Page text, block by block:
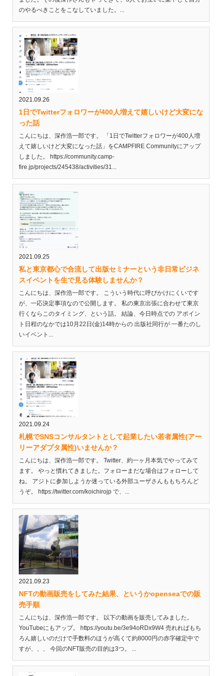
のやるべきことをこなしていました。...
2021.09.26
1日でTwitterフォロワーが400人増えて嬉しいけど大変にな
った話
こんにちは、深作浩一郎です。 「1日でTwitterフォロワーが400人増
えて嬉しいけど大変になった話」をCAMPFIRE Communityにアップ
しました。 https://community.camp-
fire.jp/projects/245438/activities/31...
2021.09.25
私と東京都心で合流して出版セミナーという非日常ビジネ
スイベントを生で見る体験しませんか？
こんにちは、深作浩一郎です。 こういう時代に呼びかけにくいです
が、一応決定事項なので公開します。 私の東京出張に合わせて東京
行くならこのタイミング、という話。 結論、今日時点での アポイン
ト日程のなかでは10月22日(金)14時からの 出版社同行が 一番たのし
いイベント...
2021.09.24
札幌でSNSコンサルタントとして起業したい若者属性(アー
リーアダプタ属性)いませんか？
こんにちは、深作浩一郎です。 Twitter、約一ヶ月本気でやってみて
ます。 やっと慣れてきました。フォローまだな場合はフォローして
ね。 アジトに参加しようか迷っている外部ユーザさんももちろんど
うぞ。 https://twitter.com/koichirojp で、...
2021.09.23
NFTの動画販売をしてみた結果、というかopenseaでの販
売手順
こんにちは、深作浩一郎です。 以下の動画を販売してみました。
YouTubeにもアップ。 https://youtu.be/3e94oRDx9W4 売れればもち
ろん嬉しいのだけで手数料のほうが高くて約8000円の赤字確定中で
すが、、、 今回のNFT販売の目的は3つ。 ...